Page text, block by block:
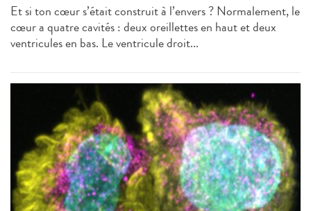
Et si ton cœur s’était construit à l’envers ? Normalement, le
cœur a quatre cavités : deux oreillettes en haut et deux
ventricules en bas. Le ventricule droit...